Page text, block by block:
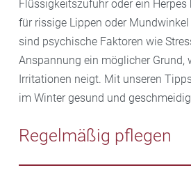
Flüssigkeitszufuhr oder ein
für rissige Lippen oder
sind psychische Faktoren wie
Anspannung ein möglicher Grund,
Irritationen neigt. Mit unseren
im Winter gesund und
Regelmäßig pflegen
Schenken Sie im Winter Ihren